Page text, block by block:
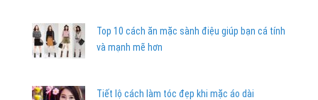
Top 10 cách ăn mặc sành điệu giúp bạn cá tính
và mạnh mẽ hơn
Tiết lộ cách làm tóc đẹp khi mặc áo dài